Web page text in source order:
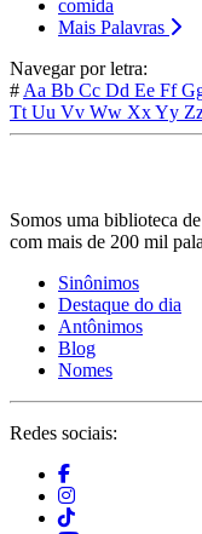
comida
Mais Palavras
Navegar por letra:
# Aa Bb Cc Dd Ee Ff
Tt Uu Vv Ww XxYy
Somos uma biblioteca
com mais de 200 mil
Sinônimos
Destaque do dia
Antônimos
Blog
Nomes
Redes sociais: